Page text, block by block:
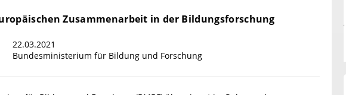
Zusammenarbeit in der Bildungsforschung
22.03.2021
Bundesministerium für Bildung und Forschung